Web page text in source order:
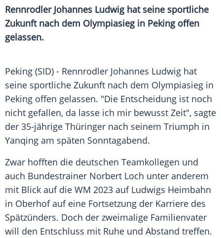
Rennrodler Johannes Ludwig hat seine sportliche
Zukunft nach dem Olympiasieg in Peking offen
gelassen.
Peking (SID) - Rennrodler Johannes Ludwig hat
seine sportliche Zukunft nach dem Olympiasieg in
Peking offen gelassen. "Die Entscheidung ist noch
nicht gefallen, da lasse ich mir bewusst Zeit", sagte
der 35-jährige Thüringer nach seinem Triumph in
Yanqing am späten Sonntagabend.
Zwar hofften die deutschen Teamkollegen und
auch Bundestrainer Norbert Loch unter anderem
mit Blick auf die WM 2023 auf Ludwigs Heimbahn
in Oberhofauf eine Fortsetzung der Karriere des
Spätzünders. Doch der zweimalige Familienvater
will den Entschluss mit Ruhe und Abstand treffen.